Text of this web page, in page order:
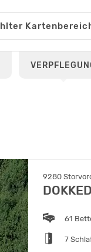
9280
61
7